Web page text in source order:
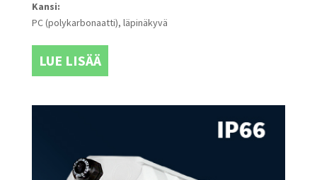
Kansi:
PC (polykarbonaatti), läpinäkyvä
LUE LISÄÄ